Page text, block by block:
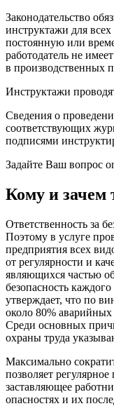
Законодательство
инструктажи для
постоянную или
работодатель не
в производственных
Инструктажи
Сведения о
соответствующих
подписями
Задайте Ваш вопрос
Кому и зачем
Ответственность за
Поэтому в услуге
предприятия всех
от регулярности и
являющихся частью
безопасность
утверждает, что по
около 80%
Среди основных
охраны труда
Максимально
позволяет
заставляющее
опасностях и их